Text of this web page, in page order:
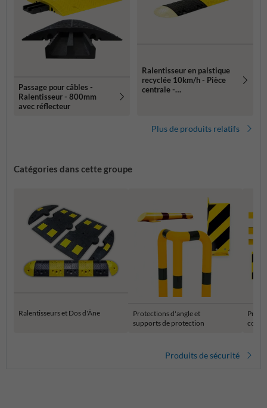
Passage pour câbles -
Ralentisseur - 800mm
avec réflecteur
Ralentisseur en palstique
recyclée 10km/h - Pièce
centrale -
Plus de produits relatifs
Catégories dans cette groupe
Ralentisseurs et Dos d'Âne
Protections d'angle et
supports de protection
Produits de sécurité